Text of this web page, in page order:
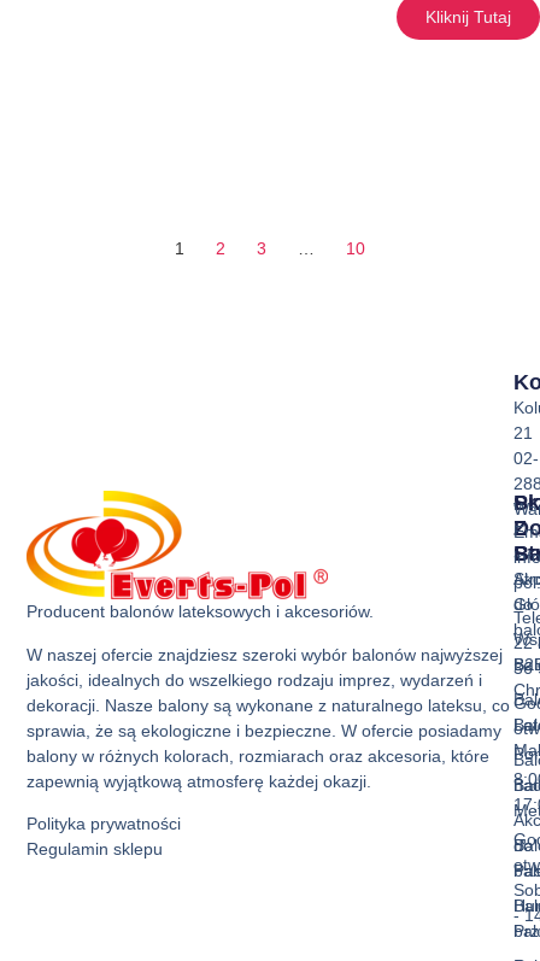
Kliknij Tutaj
1 2 3 10
Producent balonów lateksowych i akcesoriów.
W naszej ofercie znajdziesz szeroki wybór balonów najwyższej
jakości, idealnych do wszelkiego rodzaju imprez, wydarzeń i
dekoracji. Nasze balony są wykonane z naturalnego lateksu, co
sprawia, że są ekologiczne i bezpieczne. W ofercie posiadamy
balony w różnych kolorach, rozmiarach oraz akcesoria, które
zapewnią wyjątkową atmosferę każdej okazji.
Polityka prywatności
Regulamin sklepu
Z
do
do
21
02-
22
36
-